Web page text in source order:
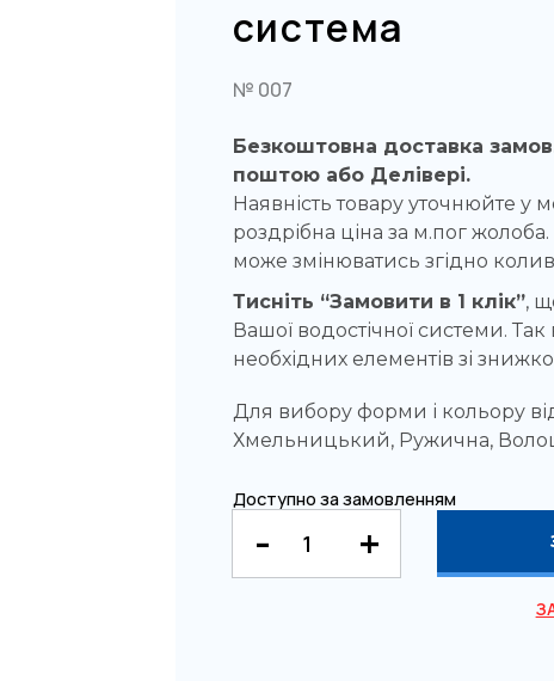
система
№ 007
Безкоштовна доставка
поштою або Делівері.
Наявність товару уточнюйте у
роздрібна ціна за м.пог
може змінюватись згідно
Тисніть “Замовити в 1 клік”,
Вашої водостічної системи. Так
необхідних елементів зі
Для вибору форми і кольору
Хмельницький, Ружична,
Доступно за замовленням